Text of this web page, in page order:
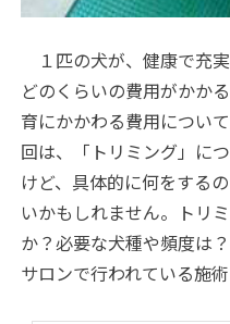
１匹の犬が、健康で充
どのくらいの費用がかか
育にかかわる費用につい
回は、「トリミング」に
けど、具体的に何をする
いかもしれません。トリ
か？必要な犬種や頻度は
サロンで行われている施